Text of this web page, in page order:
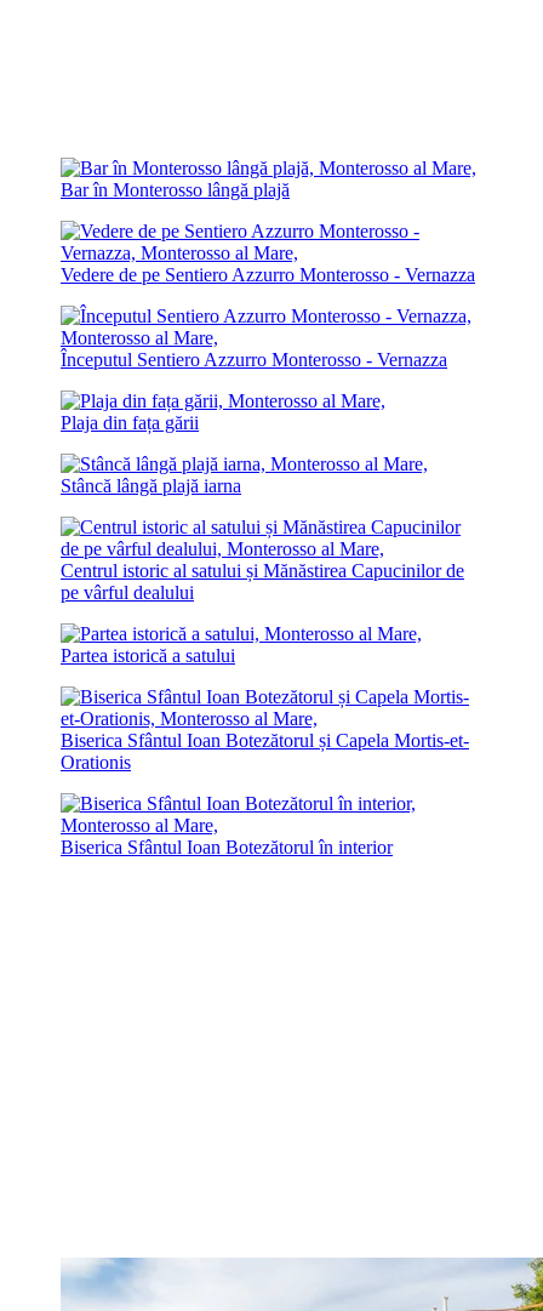
Bar în Monterosso lângă plajă
Vedere de pe Sentiero Azzurro Monterosso - Vernazza
Începutul Sentiero Azzurro Monterosso - Vernazza
Plaja din fața gării
Stâncă lângă plajă iarna
Centrul istoric al satului și Mănăstirea Capucinilor de
pe vârful dealului
Partea istorică a satului
Biserica Sfântul Ioan Botezătorul și Capela Mortis-et-
Orationis
Biserica Sfântul Ioan Botezătorul în interior